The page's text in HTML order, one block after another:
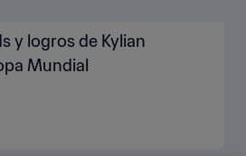
y logros de Kylian
Mundial